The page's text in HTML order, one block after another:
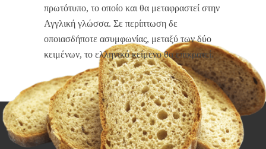
πρωτότυπο, το οποίο και θα μεταφραστεί στην
Αγγλική γλώσσα. Σε περίπτωση δε
οποιασδήποτε ασυμφωνίας, μεταξύ των δύο
κειμένων, το ελληνικό κείμενο θα επικρατεί.